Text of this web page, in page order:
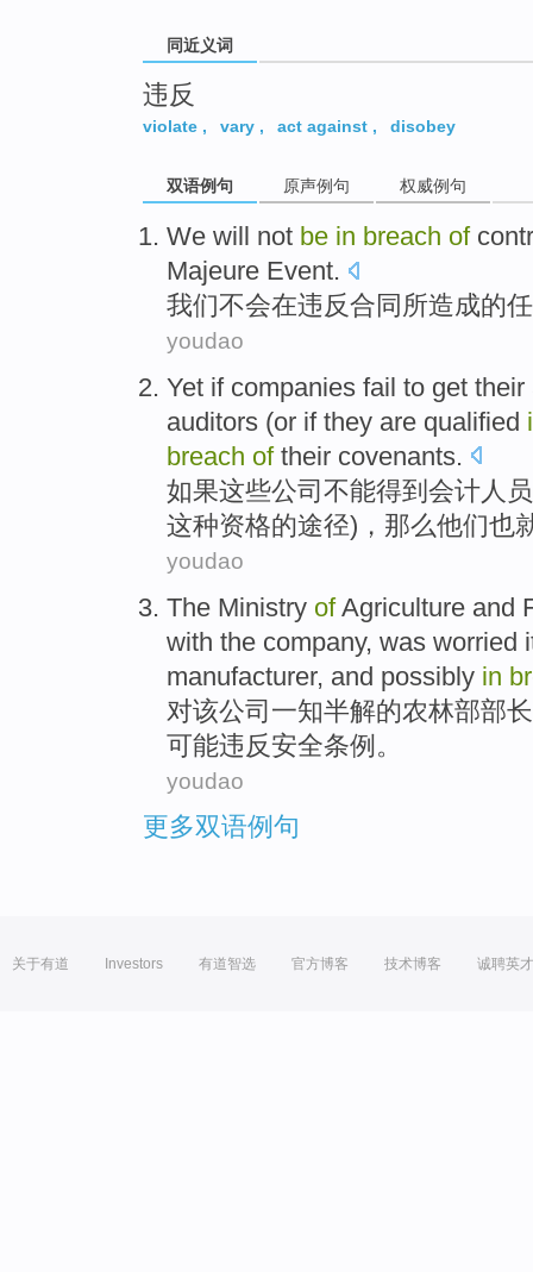
同近义词
违反
violate , vary , act against , disobey
双语例句 原声例句 权威例句
We will not be in breach of
Majeure Event.
我们不会在违反合同 所造成的
youdao
Yet if companies fail to get their
auditors (or if they are qualified
breach oftheir covenants.
如果这些公司 不能得到 会计 人员
这种资格的途径)， 那么他们也
youdao
The Ministry ofAgriculture and
with the company, was worried
manufacturer, and possibly in
对该公司 一知半解的农林部部长
可能违反安全条例 。
youdao
更多双语例句
关于有道 Investors 有道智选 官方博客 技术博客 诚聘英才